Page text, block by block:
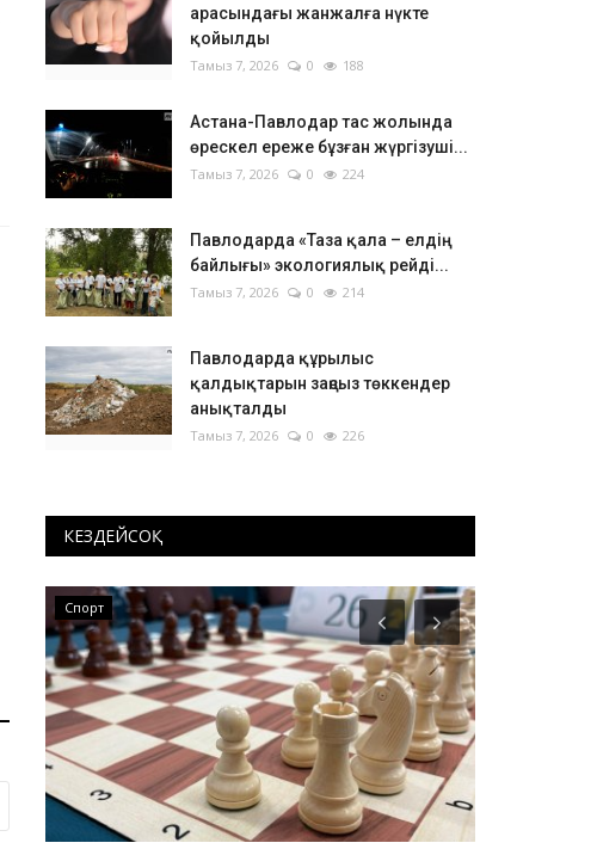
арасындағы жанжалға нүкте
қойылды
Тамыз 7, 2026 0 188
Астана-Павлодар тас жолында
өрескел ереже бұзған жүргізуші...
Тамыз 7, 2026 0 224
Павлодарда «Таза қала – елдің
байлығы» экологиялық рейді...
Тамыз 7, 2026 0 214
Павлодарда құрылыс
қалдықтарын заңсыз төккендер
анықталды
Тамыз 7, 2026 0 226
КЕЗДЕЙСОҚ
Спорт